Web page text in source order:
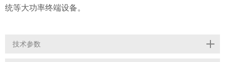
统等大功率终端设备。
技术参数